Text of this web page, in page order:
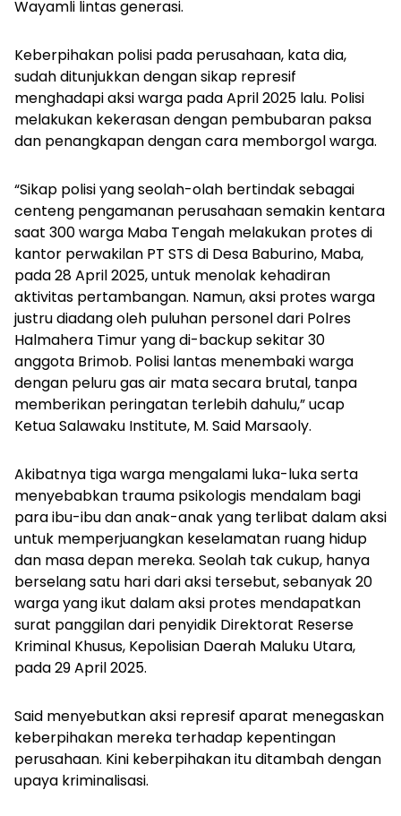
Wayamli lintas generasi.
Keberpihakan polisi pada perusahaan, kata dia,
sudah ditunjukkan dengan sikap represif
menghadapi aksi warga pada April 2025 lalu. Polisi
melakukan kekerasan dengan pembubaran paksa
dan penangkapan dengan cara memborgol warga.
“Sikap polisi yang seolah-olah bertindak sebagai
centeng pengamanan perusahaan semakin kentara
saat 300 warga Maba Tengah melakukan protes di
kantor perwakilan PT STS di Desa Baburino, Maba,
pada 28 April 2025, untuk menolak kehadiran
aktivitas pertambangan. Namun, aksi protes warga
justru diadang oleh puluhan personel dari Polres
Halmahera Timur yang di-backup sekitar 30
anggota Brimob. Polisi lantas menembaki warga
dengan peluru gas air mata secara brutal, tanpa
memberikan peringatan terlebih dahulu,” ucap
Ketua Salawaku Institute, M. Said Marsaoly.
Akibatnya tiga warga mengalami luka-luka serta
menyebabkan trauma psikologis mendalam bagi
para ibu-ibu dan anak-anak yang terlibat dalam aksi
untuk memperjuangkan keselamatan ruang hidup
dan masa depan mereka. Seolah tak cukup, hanya
berselang satu hari dari aksi tersebut, sebanyak 20
warga yang ikut dalam aksi protes mendapatkan
surat panggilan dari penyidik Direktorat Reserse
Kriminal Khusus, Kepolisian Daerah Maluku Utara,
pada 29 April 2025.
Said menyebutkan aksi represif aparat menegaskan
keberpihakan mereka terhadap kepentingan
perusahaan. Kini keberpihakan itu ditambah dengan
upaya kriminalisasi.